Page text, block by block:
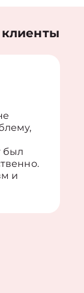
был
и